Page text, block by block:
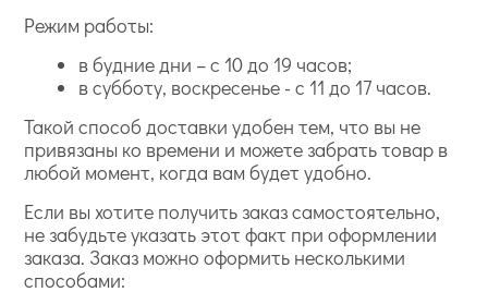
Режим работы:
в будние дни – с 10 до 19 часов;
в субботу, воскресенье - с 11 до 17 часов.
Такой способ доставки удобен тем, что вы не
привязаны ко времени и можете забрать товар в
любой момент, когда вам будет удобно.
Если вы хотите получить заказ самостоятельно,
не забудьте указать этот факт при оформлении
заказа. Заказ можно оформить несколькими
способами: